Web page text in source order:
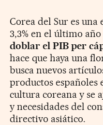
Corea del Sur es una
3,3% en el último
doblar el PIB per
hace que haya una
busca nuevos
productos españoles
cultura coreana y se
y necesidades del
directivo asiático.